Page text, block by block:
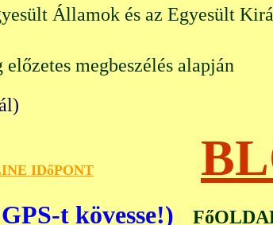
Államok és az Egyesült
megbeszélés alapján
barlangnál)
IDőPONT
t kövesse!)